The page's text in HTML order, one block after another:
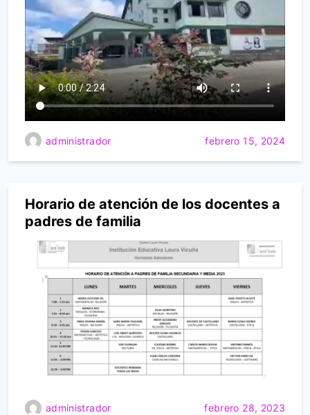
administrador febrero 15, 2024
Horario de atención de los docentes a
padres de familia
administrador febrero 28, 2023